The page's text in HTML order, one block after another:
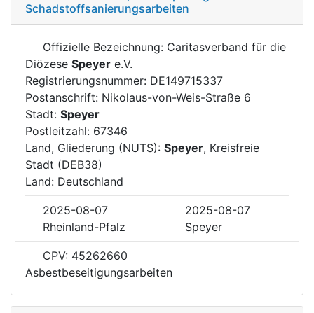
Schadstoffsanierungsarbeiten
Offizielle Bezeichnung: Caritasverband für die
Diözese Speyer e.V.
Registrierungsnummer: DE149715337
Postanschrift: Nikolaus-von-Weis-Straße 6
Stadt: Speyer
Postleitzahl: 67346
Land, Gliederung (NUTS): Speyer, Kreisfreie
Stadt (DEB38)
Land: Deutschland
2025-08-07
2025-08-07
Rheinland-Pfalz
Speyer
CPV: 45262660
Asbestbeseitigungsarbeiten